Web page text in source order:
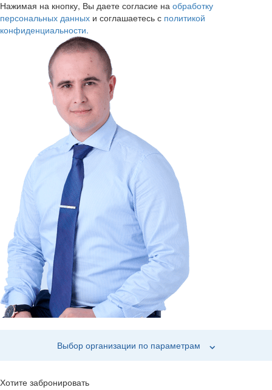
Нажимая на кнопку, Вы даете согласие на обработку
персональных данных и соглашаетесь с политикой
конфиденциальности.
Выбор организации по параметрам
Хотите забронировать